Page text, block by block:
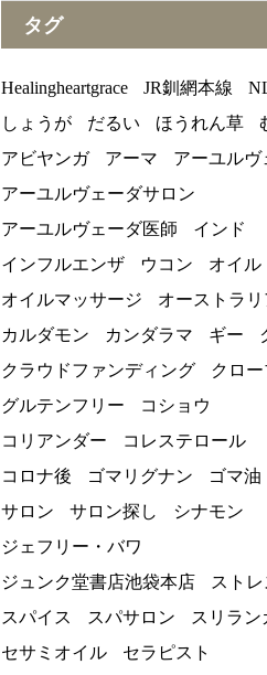
タグ
Healingheartgrace JR釧網本線
しょうが
だるい ほうれん草
アビヤンガ
アーマ
アーユルヴ
アーユルヴェーダサロン
アーユルヴェーダ医師
インド
インフルエンザ
ウコン
オイル
オイルマッサージ
オーストラリ
カルダモン
カンダラマ ギー
クラウドファンディング
クロ
グルテンフリー
コショウ
コリアンダー
コレステロール
コロナ後
ゴマリグナン
ゴマ油
サロン
サロン探し
シナモン
ジェフリー・バワ
ジュンク堂書店池袋本店
ストレ
スパイス
スパサロン
スリラン
セサミオイル
セラピスト